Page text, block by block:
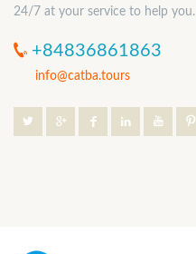
24/7 at your service to help you.
+84836861863
info@catba.tours